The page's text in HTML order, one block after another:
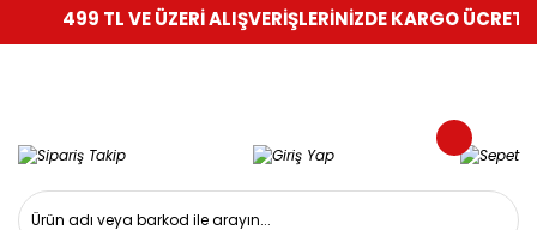
499 TL VE ÜZERİ ALIŞVERİŞLERİNİZDE KARGO